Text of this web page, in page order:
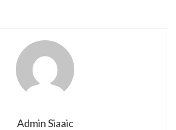
Admin Siaaic